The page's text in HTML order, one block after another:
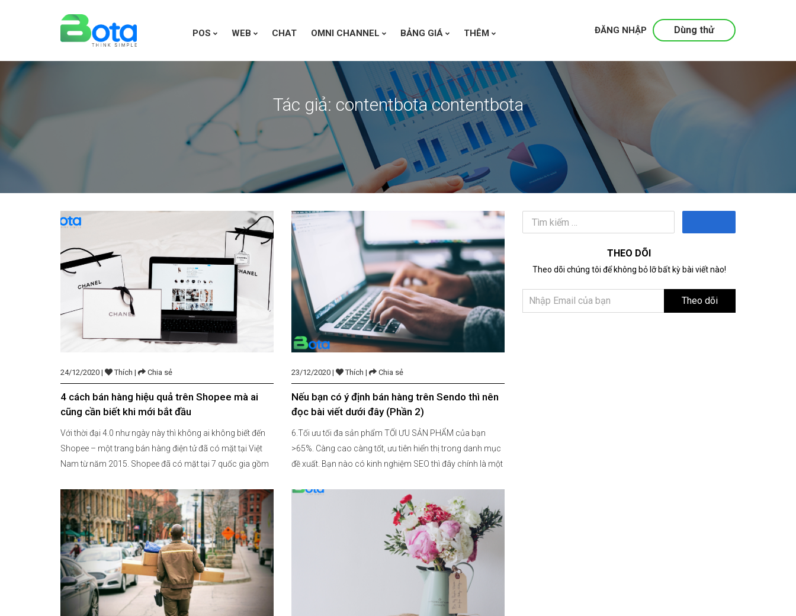
POS WEB CHAT OMNI CHANNEL BẢNG GIÁ THÊM Dùng thử
ĐĂNG NHẬP
Tác giả: contentbota contentbota
24/12/2020 | Thích | Chia sẻ
4 cách bán hàng hiệu quả trên Shopee mà ai
cũng cần biết khi mới bắt đầu
Với thời đại 4.0 như ngày này thì không ai không biết đến
Shopee – một trang bán hàng điện tử đã có mặt tại Việt
Nam từ năm 2015. Shopee đã có mặt tại 7 quốc gia gồm
Philippines và Đài Loan. Từ khi có mặt […]
23/12/2020 | Thích | Chia sẻ
Nếu bạn có ý định bán hàng trên Sendo thì nên
đọc bài viết dưới đây (Phần 2)
6.Tối ưu tối đa sản phẩm TỐI ƯU SẢN PHẨM của bạn
>65%. Càng cao càng tốt, ưu tiên hiển thị trong danh mục
đề xuất. Bạn nào có kinh nghiệm SEO thì đây chính là một
Onpage cho website. Nội dung […]
THEO DÕI
Theo dõi chúng tôi để không bỏ lỡ bất kỳ bài viết nào!
Theo dõi